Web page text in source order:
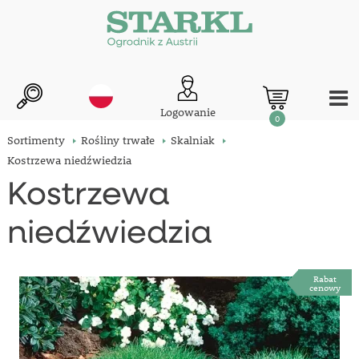
Logowanie 0
Sortimenty Rośliny trwałe
Skalniak
Kostrzewa niedźwiedzia
Kostrzewa
niedźwiedzia
Rabat
cenowy